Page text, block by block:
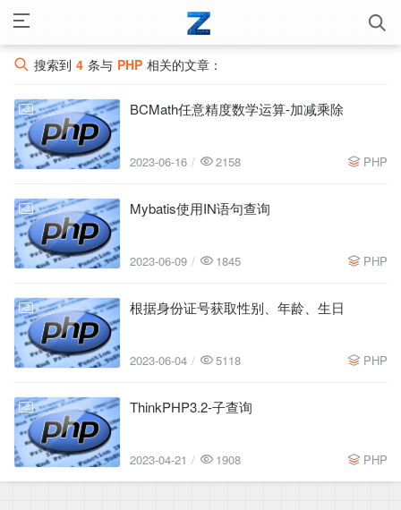
搜索到 4 条与 PHP 相关的文章：
2023-06-16
BCMath任意精度数学运算-加减乘除
2023-06-16 2158 PHP
2023-06-09
Mybatis使用IN语句查询
2023-06-09 1845 PHP
2023-06-04
根据身份证号获取性别、年龄、生日
2023-06-04 5118 PHP
2023-04-21
ThinkPHP3.2-子查询
2023-04-21 1908 PHP